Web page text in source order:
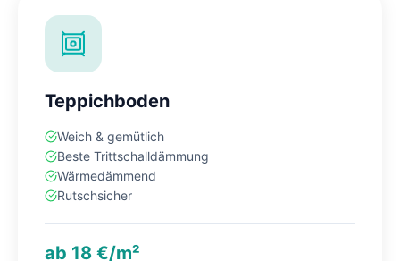
Teppichboden
Weich & gemütlich
Beste Trittschalldämmung
Wärmedämmend
Rutschsicher
ab 18 €/m²